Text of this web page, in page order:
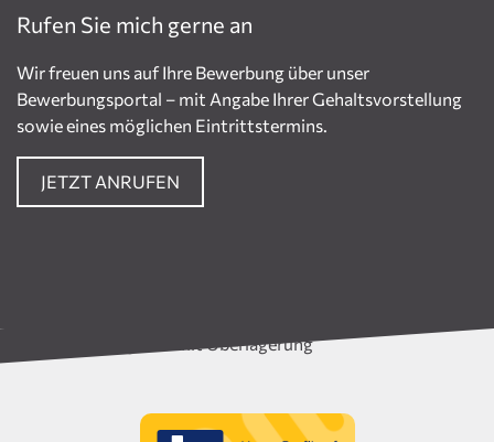
Rufen Sie mich gerne an
Wir freuen uns auf Ihre Bewerbung über unser
Bewerbungsportal – mit Angabe Ihrer Gehaltsvorstellung
sowie eines möglichen Eintrittstermins.
JETZT ANRUFEN